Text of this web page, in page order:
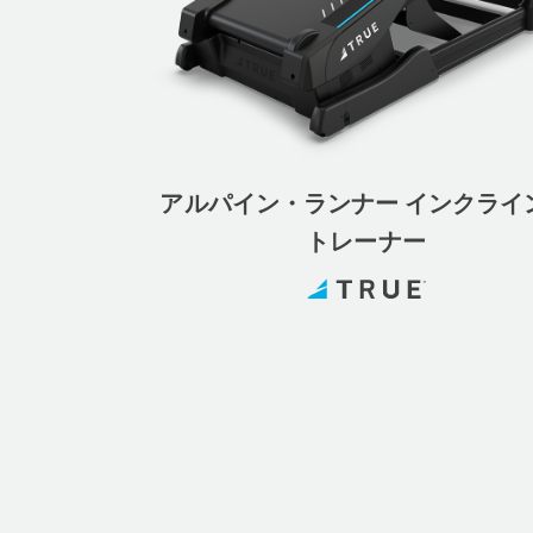
アルパイン・ランナー インクライ
トレーナー